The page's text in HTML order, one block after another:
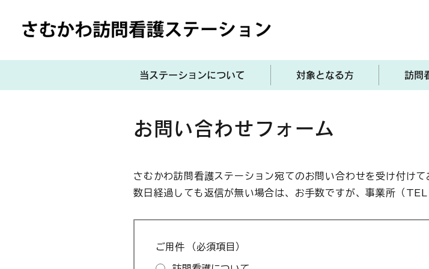
当ステーションについて 対象となる方 訪問
お問い合わせフォーム
さむかわ訪問看護ステーション宛てのお問い合わせを受け付けて
数日経過しても返信が無い場合は、お手数ですが、事業所（
ご用件 （必須項目）